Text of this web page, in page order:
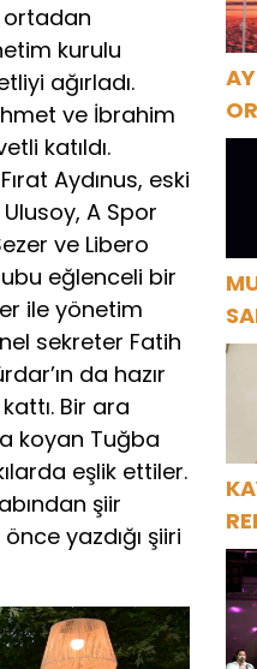
ortadan
kurulu
ağırladı.
ve İbrahim
katıldı.
Aydınus, eski
A Spor
ve Libero
eğlenceli bir
ile yönetim
sekreter Fatih
da hazır
Bir ara
koyan Tuğba
eşlik ettiler.
şiir
yazdığı şiiri